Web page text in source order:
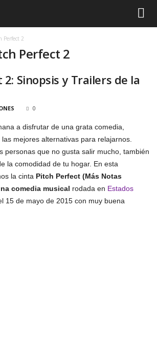
Perfect 2
Perfect 2
Sinopsis y Trailers de la
0
a disfrutar de una grata comedia,
mejores alternativas para relajarnos.
personas que no gusta salir mucho, también
la comodidad de tu hogar. En esta
la cinta Pitch Perfect (Más Notas
comedia musical rodada en Estados
15 de mayo de 2015 con muy buena